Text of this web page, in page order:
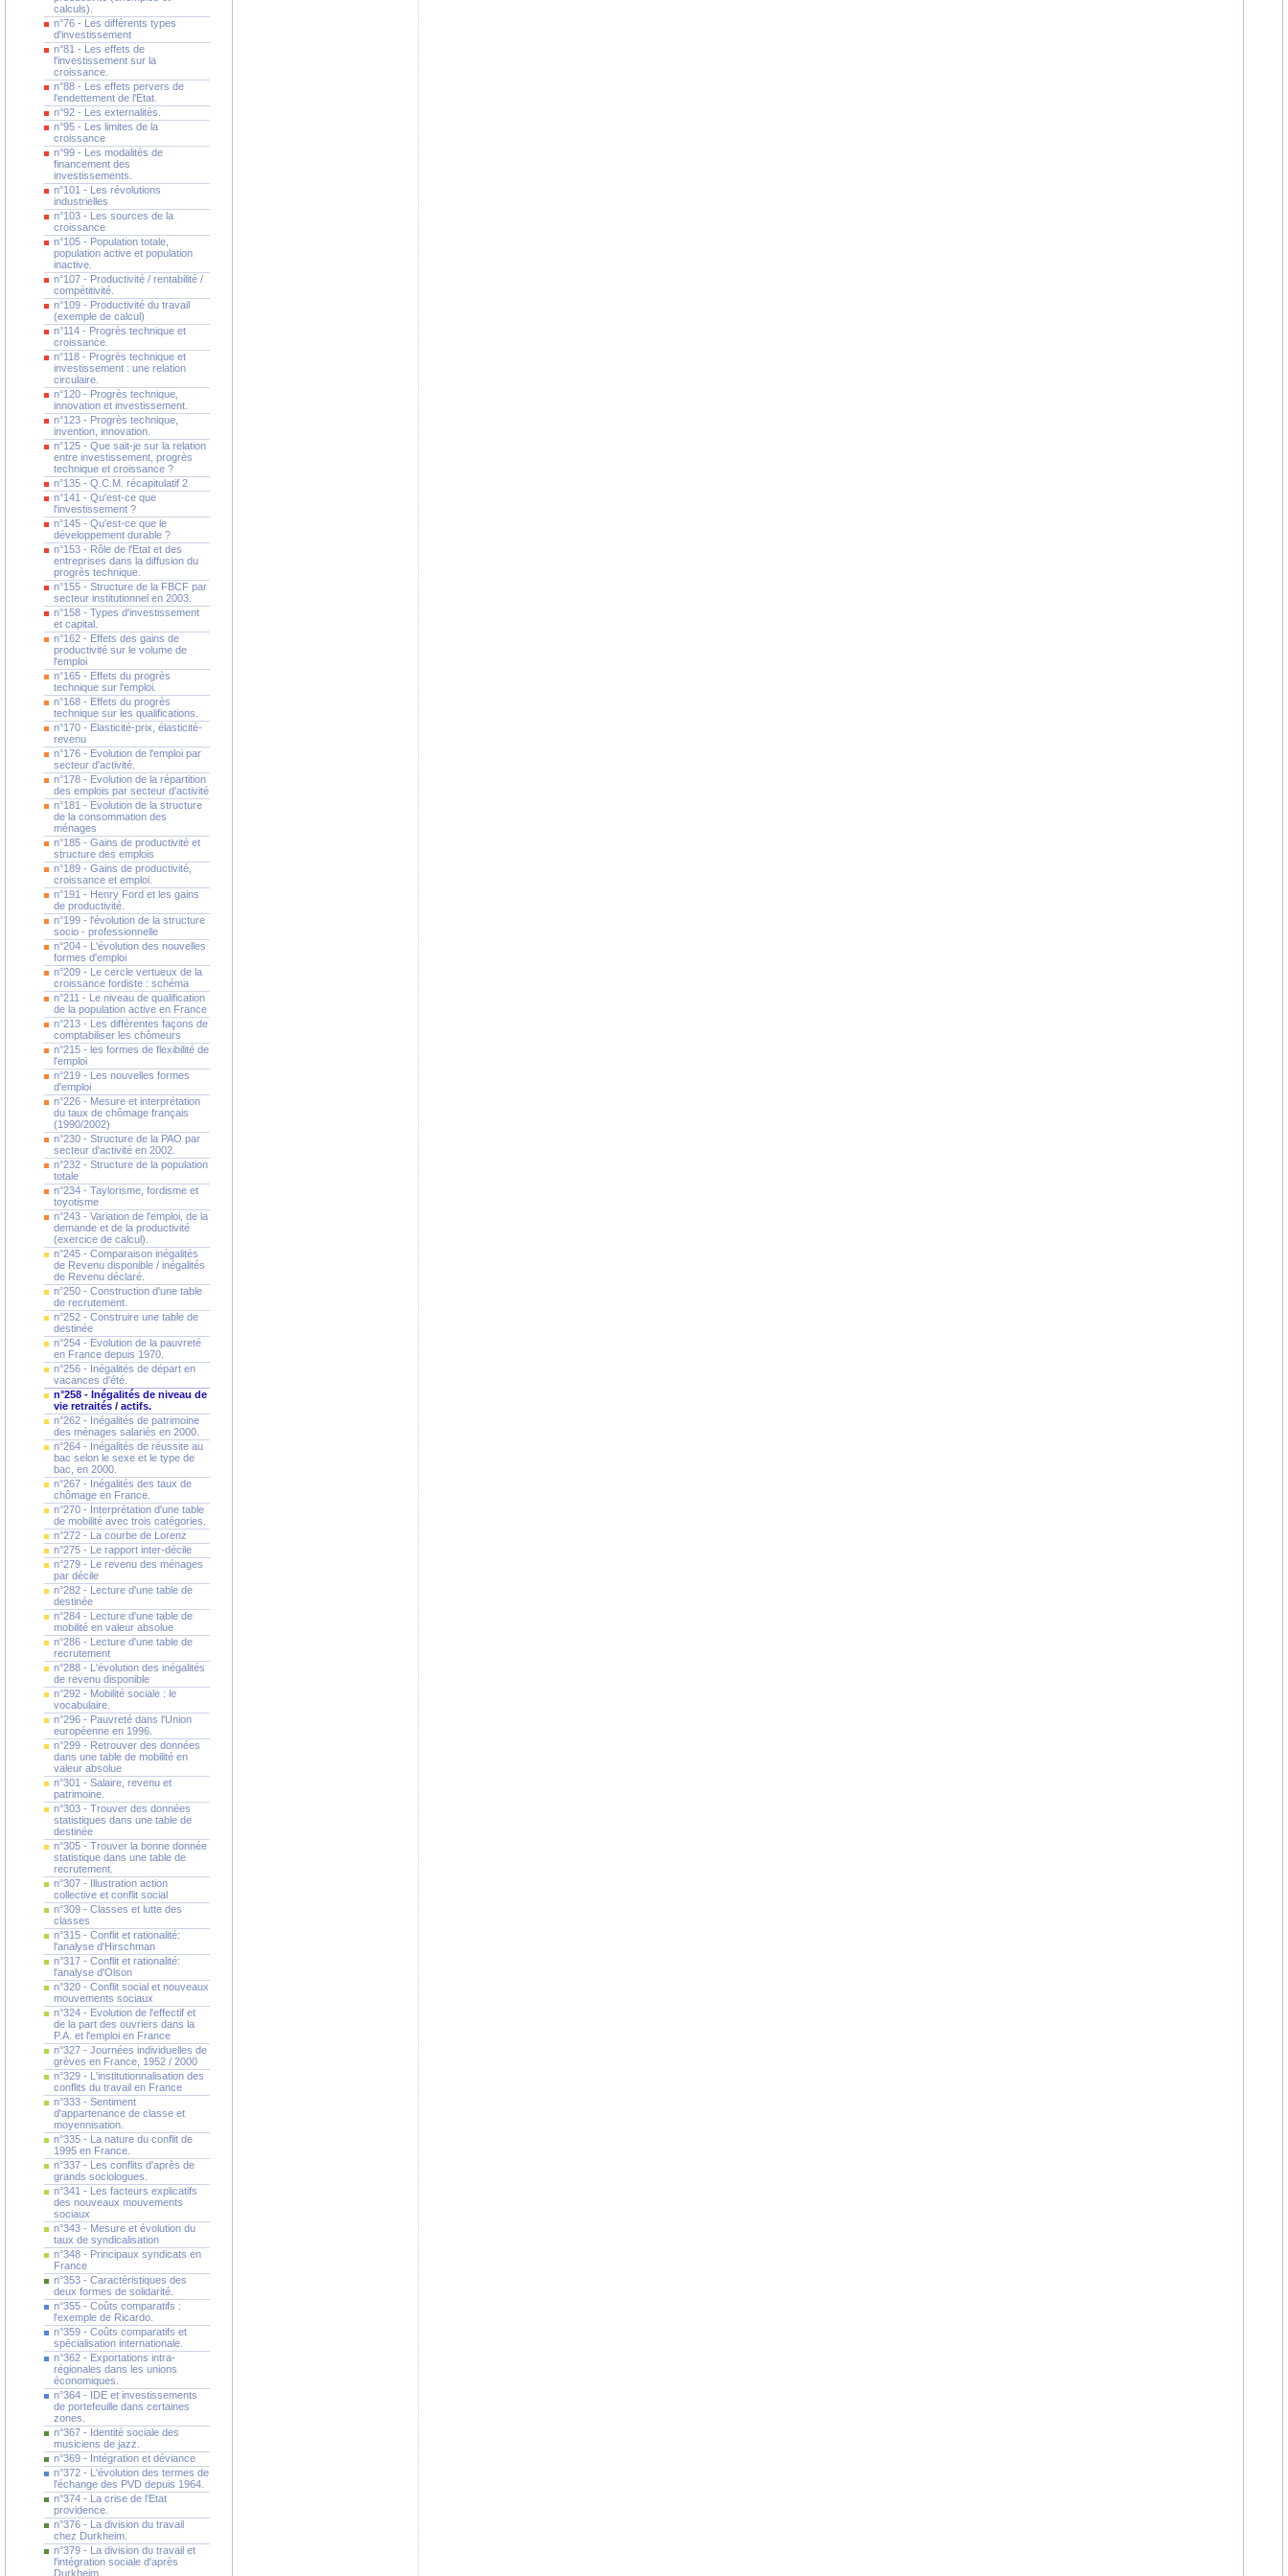
calculs).
n°76 - Les différents types
d'investissement
n°81 - Les effets de
l'investissement sur la
croissance.
n°88 - Les effets pervers de
l'endettement de l'Etat.
n°92 - Les externalités.
n°95 - Les limites de la
croissance
n°99 - Les modalités de
financement des
investissements.
n°101 - Les révolutions
industrielles
n°103 - Les sources de la
croissance
n°105 - Population totale,
population active et population
inactive.
n°107 - Productivité / rentabilité /
compétitivité.
n°109 - Productivité du travail
(exemple de calcul)
n°114 - Progrès technique et
croissance.
n°118 - Progrès technique et
investissement : une relation
circulaire.
n°120 - Progrès technique,
innovation et investissement.
n°123 - Progrès technique,
invention, innovation.
n°125 - Que sait-je sur la relation
entre investissement, progrès
technique et croissance ?
n°135 - Q.C.M. récapitulatif 2
n°141 - Qu'est-ce que
l'investissement ?
n°145 - Qu'est-ce que le
développement durable ?
n°153 - Rôle de l'Etat et des
entreprises dans la diffusion du
progrès technique.
n°155 - Structure de la FBCF par
secteur institutionnel en 2003.
n°158 - Types d'investissement
et capital.
n°162 - Effets des gains de
productivité sur le volume de
l'emploi
n°165 - Effets du progrès
technique sur l'emploi.
n°168 - Effets du progrès
technique sur les qualifications.
n°170 - Elasticité-prix, élasticité-
revenu
n°176 - Evolution de l'emploi par
secteur d'activité.
n°178 - Evolution de la répartition
des emplois par secteur d'activité
n°181 - Evolution de la structure
de la consommation des
ménages
n°185 - Gains de productivité et
structure des emplois
n°189 - Gains de productivité,
croissance et emploi.
n°191 - Henry Ford et les gains
de productivité.
n°199 - l'évolution de la structure
socio - professionnelle
n°204 - L'évolution des nouvelles
formes d'emploi
n°209 - Le cercle vertueux de la
croissance fordiste : schéma
n°211 - Le niveau de qualification
de la population active en France
n°213 - Les différentes façons de
comptabiliser les chômeurs
n°215 - les formes de flexibilité de
l'emploi
n°219 - Les nouvelles formes
d'emploi
n°226 - Mesure et interprétation
du taux de chômage français
(1990/2002)
n°230 - Structure de la PAO par
secteur d'activité en 2002.
n°232 - Structure de la population
totale
n°234 - Taylorisme, fordisme et
toyotisme
n°243 - Variation de l'emploi, de la
demande et de la productivité
(exercice de calcul).
n°245 - Comparaison inégalités
de Revenu disponible / inégalités
de Revenu déclaré.
n°250 - Construction d'une table
de recrutement.
n°252 - Construire une table de
destinée
n°254 - Evolution de la pauvreté
en France depuis 1970.
n°256 - Inégalités de départ en
vacances d'été.
n°258 - Inégalités de niveau de
vie retraités / actifs.
n°262 - Inégalités de patrimoine
des ménages salariés en 2000.
n°264 - Inégalités de réussite au
bac selon le sexe et le type de
bac, en 2000.
n°267 - Inégalités des taux de
chômage en France.
n°270 - Interprétation d'une table
de mobilité avec trois catégories.
n°272 - La courbe de Lorenz
n°275 - Le rapport inter-décile
n°279 - Le revenu des ménages
par décile
n°282 - Lecture d'une table de
destinée
n°284 - Lecture d'une table de
mobilité en valeur absolue
n°286 - Lecture d'une table de
recrutement
n°288 - L'évolution des inégalités
de revenu disponible
n°292 - Mobilité sociale : le
vocabulaire.
n°296 - Pauvreté dans l'Union
européenne en 1996.
n°299 - Retrouver des données
dans une table de mobilité en
valeur absolue
n°301 - Salaire, revenu et
patrimoine.
n°303 - Trouver des données
statistiques dans une table de
destinée
n°305 - Trouver la bonne donnée
statistique dans une table de
recrutement.
n°307 - Illustration action
collective et conflit social
n°309 - Classes et lutte des
classes
n°315 - Conflit et rationalité:
l'analyse d'Hirschman
n°317 - Conflit et rationalité:
l'analyse d'Olson
n°320 - Conflit social et nouveaux
mouvements sociaux
n°324 - Evolution de l'effectif et
de la part des ouvriers dans la
P.A. et l'emploi en France
n°327 - Journées individuelles de
grèves en France, 1952 / 2000
n°329 - L'institutionnalisation des
conflits du travail en France
n°333 - Sentiment
d'appartenance de classe et
moyennisation.
n°335 - La nature du conflit de
1995 en France.
n°337 - Les conflits d'après de
grands sociologues.
n°341 - Les facteurs explicatifs
des nouveaux mouvements
sociaux
n°343 - Mesure et évolution du
taux de syndicalisation
n°348 - Principaux syndicats en
France
n°353 - Caractéristiques des
deux formes de solidarité.
n°355 - Coûts comparatifs :
l'exemple de Ricardo.
n°359 - Coûts comparatifs et
spécialisation internationale.
n°362 - Exportations intra-
régionales dans les unions
économiques.
n°364 - IDE et investissements
de portefeuille dans certaines
zones.
n°367 - Identité sociale des
musiciens de jazz.
n°369 - Intégration et déviance
n°372 - L'évolution des termes de
l'échange des PVD depuis 1964.
n°374 - La crise de l'Etat
providence.
n°376 - La division du travail
chez Durkheim.
n°379 - La division du travail et
l'intégration sociale d'après
Durkheim.